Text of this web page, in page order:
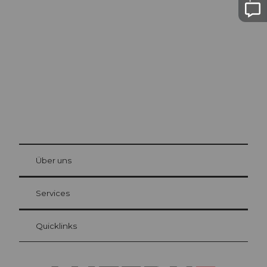
Gästekarte Luzern
Ihre Vorteile als Übernachtungsgast
at Bre
Über uns
Services
Quicklinks